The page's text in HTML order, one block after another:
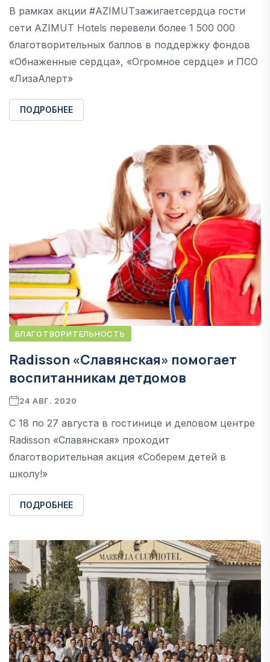
В рамках акции #AZIMUTзажигаетсердца гости
сети AZIMUT Hotels перевели более 1 500 000
благотворительных баллов в поддержку фондов
«Обнаженные сердца», «Огромное сердце» и ПСО
«ЛизаАлерт»
ПОДРОБНЕЕ
БЛАГОТВОРИТЕЛЬНОСТЬ
Radisson «Славянская» помогает
воспитанникам детдомов
24 АВГ. 2020
С 18 по 27 августа в гостинице и деловом центре
Radisson «Славянская» проходит
благотворительная акция «Соберем детей в
школу!»
ПОДРОБНЕЕ